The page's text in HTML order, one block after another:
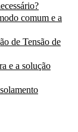
comum e a
de Tensão de
e a solução